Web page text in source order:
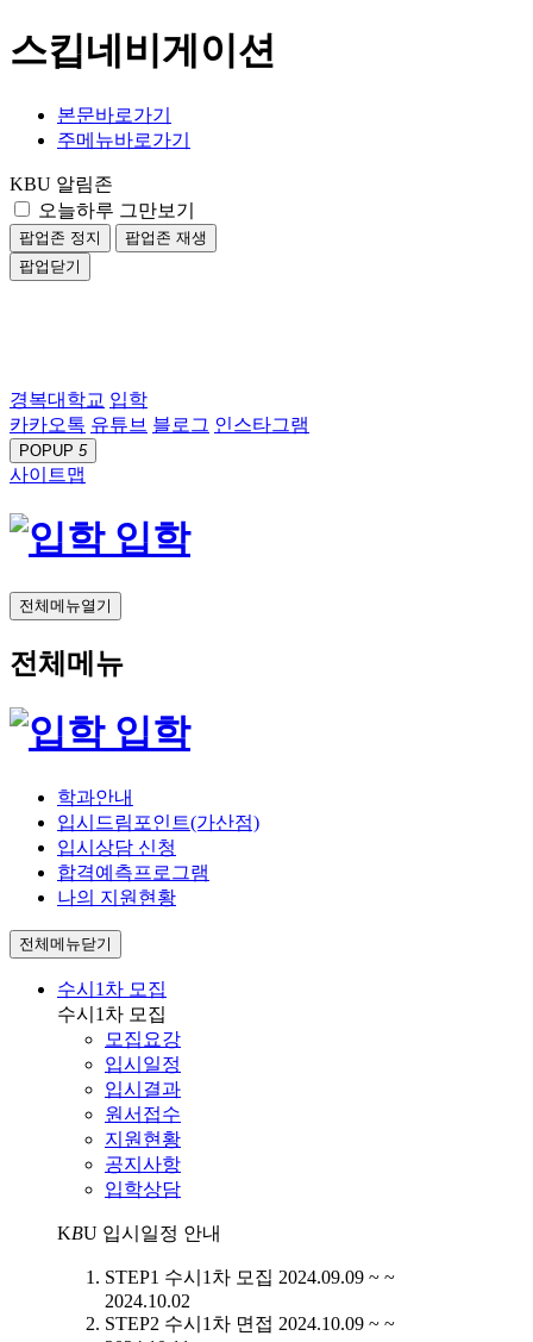
스킵네비게이션
본문바로가기
주메뉴바로가기
KBU 알림존
오늘하루 그만보기
팝업존 정지
팝업존 재생
팝업닫기
경복대학교 입학
카카오톡 유튜브 블로그 인스타그램
POPUP 5
사이트맵
입학
전체메뉴열기
전체메뉴
입학
학과안내
입시드림포인트(가산점)
입시상담 신청
합격예측프로그램
나의 지원현황
전체메뉴닫기
수시1차 모집
수시1차 모집
모집요강
입시일정
입시결과
원서접수
지원현황
공지사항
입학상담
KBU 입시일정 안내
STEP1 수시1차 모집 2024.09.09 ~ ~
2024.10.02
STEP2 수시1차 면접 2024.10.09 ~ ~